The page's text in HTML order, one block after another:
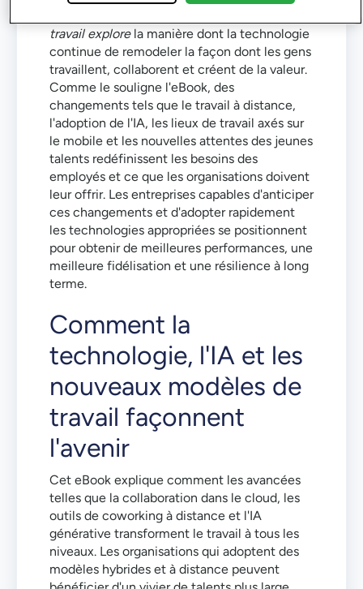
travail explore la manière dont la technologie
continue de remodeler la façon dont les gens
travaillent, collaborent et créent de la valeur.
Comme le souligne l'eBook, des
changements tels que le travail à distance,
l'adoption de l'IA, les lieux de travail axés sur
le mobile et les nouvelles attentes des jeunes
talents redéfinissent les besoins des
employés et ce que les organisations doivent
leur offrir. Les entreprises capables d'anticiper
ces changements et d'adopter rapidement
les technologies appropriées se positionnent
pour obtenir de meilleures performances, une
meilleure fidélisation et une résilience à long
terme.
Comment la
technologie, l'IA et les
nouveaux modèles de
travail façonnent
l'avenir
Cet eBook explique comment les avancées
telles que la collaboration dans le cloud, les
outils de coworking à distance et l'IA
générative transforment le travail à tous les
niveaux. Les organisations qui adoptent des
modèles hybrides et à distance peuvent